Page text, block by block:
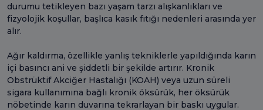
durumu tetikleyen bazı yaşam tarzı alışkanlıkları ve
fizyolojik koşullar, başlıca kasık fıtığı nedenleri arasında yer
alır.
Ağır kaldırma, özellikle yanlış tekniklerle yapıldığında karın
içi basıncı ani ve şiddetli bir şekilde artırır. Kronik
Obstrüktif Akciğer Hastalığı (KOAH) veya uzun süreli
sigara kullanımına bağlı kronik öksürük, her öksürük
nöbetinde karın duvarına tekrarlayan bir baskı uygular.